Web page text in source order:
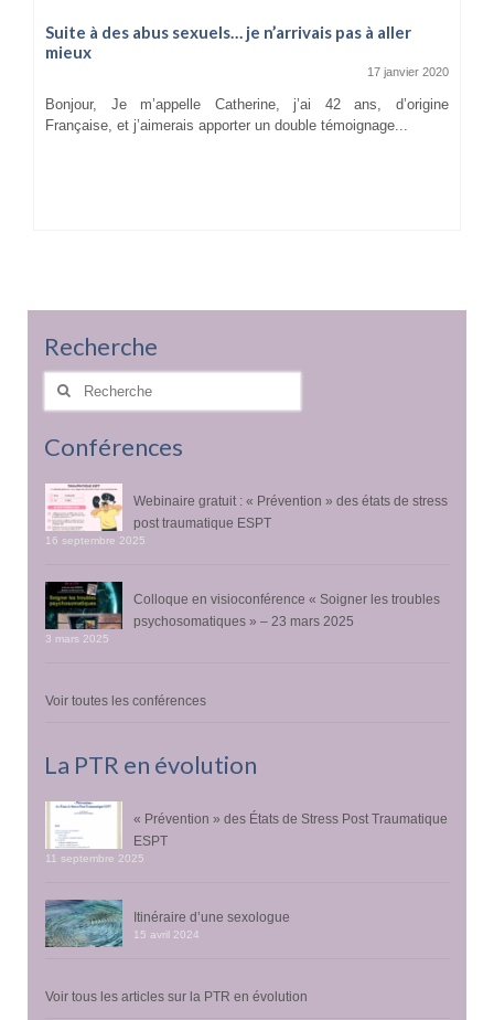
Suite à des abus sexuels… je n’arrivais pas à aller
mieux
17 janvier 2020
Bonjour, Je m’appelle Catherine, j’ai 42 ans, d’origine
Française, et j’aimerais apporter un double témoignage...
Recherche
Rechercher
Conférences
Webinaire gratuit : « Prévention » des états de stress
post traumatique ESPT
16 septembre 2025
Colloque en visioconférence « Soigner les troubles
psychosomatiques » – 23 mars 2025
3 mars 2025
Voir toutes les conférences
La PTR en évolution
« Prévention » des États de Stress Post Traumatique
ESPT
11 septembre 2025
Itinéraire d’une sexologue
15 avril 2024
Voir tous les articles sur la PTR en évolution